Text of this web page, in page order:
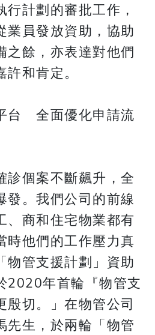
計劃的審批工作，
業員發放資助，協助
之餘，亦表達對他們
和肯定。
台 全面優化申請流
診個案不斷飆升，全
發。我們公司的前線
、商和住宅物業都有
時他們的工作壓力真
物管支援計劃」資助
2020年首輪『物管支
殷切。」在物管公司
先生，於兩輪「物管